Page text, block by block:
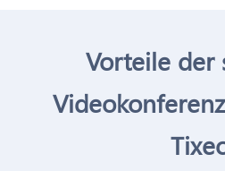
Vorteile der